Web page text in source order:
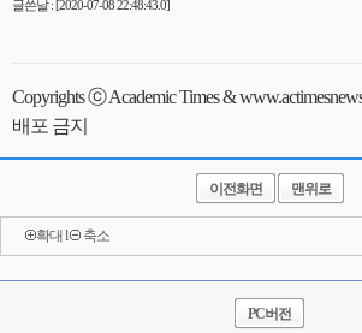
글쓴날 : [2020-07-08 22:48:43.0]
Copyrights ⓒ Academic Times &
배포 금지
이전화면 맨위로
확대l 축소
PC버전